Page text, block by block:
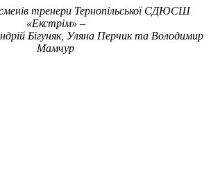
тренери Тернопільської СДЮСШ
«Екстрім» –
Бігуняк, Уляна Перчик та Володимир
Мамчур